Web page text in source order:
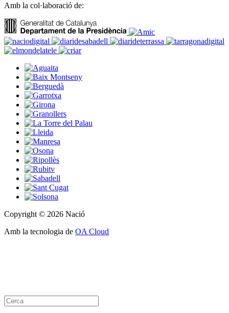
Amb la col·laboració de:
Copyright © 2026 Nació
Amb la tecnologia de OA Cloud